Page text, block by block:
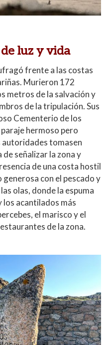
luz y vida
frente a las costas
Murieron 172
metros de la salvación y
de la tripulación. Sus
Cementerio de los
hermoso pero
autoridades tomasen
señalizar la zona y
de una costa hostil
con el pescado y
olas, donde la espuma
los acantilados más
el marisco y el
de la zona.